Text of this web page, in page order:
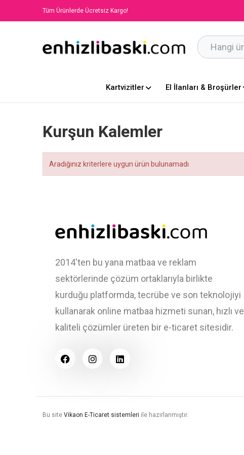
Tüm Ürünlerde Ücretsiz Kargo!
Kartvizitler El İlanları & Broşürler
Kurşun Kalemler
Aradığınız kriterlere uygun ürün bulunamadı
2014'ten bu yana matbaa ve reklam
sektörlerinde çözüm ortaklarıyla birlikte
kurduğu platformda, tecrübe ve son teknolojiyi
kullanarak online matbaa hizmeti sunan, hızlı ve
kaliteli çözümler üreten bir e-ticaret sitesidir.
Bu site Vikaon E-Ticaret sistemleri ile hazırlanmıştır.